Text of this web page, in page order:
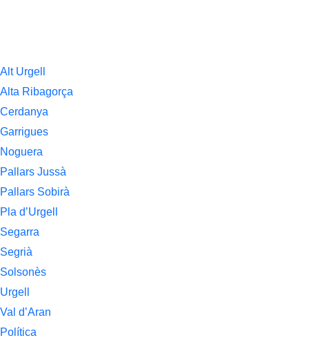
Alt Urgell
Alta Ribagorça
Cerdanya
Garrigues
Noguera
Pallars Jussà
Pallars Sobirà
Pla d’Urgell
Segarra
Segrià
Solsonès
Urgell
Val d’Aran
Política